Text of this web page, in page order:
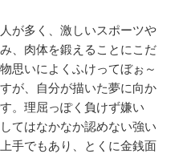
が多く、激しいスポーツや
、肉体を鍛えることにこだ
思いによくふけってぼぉ～
が、自分が描いた夢に向か
。理屈っぽく負けず嫌い
てはなかなか認めない強い
手でもあり、とくに金銭面